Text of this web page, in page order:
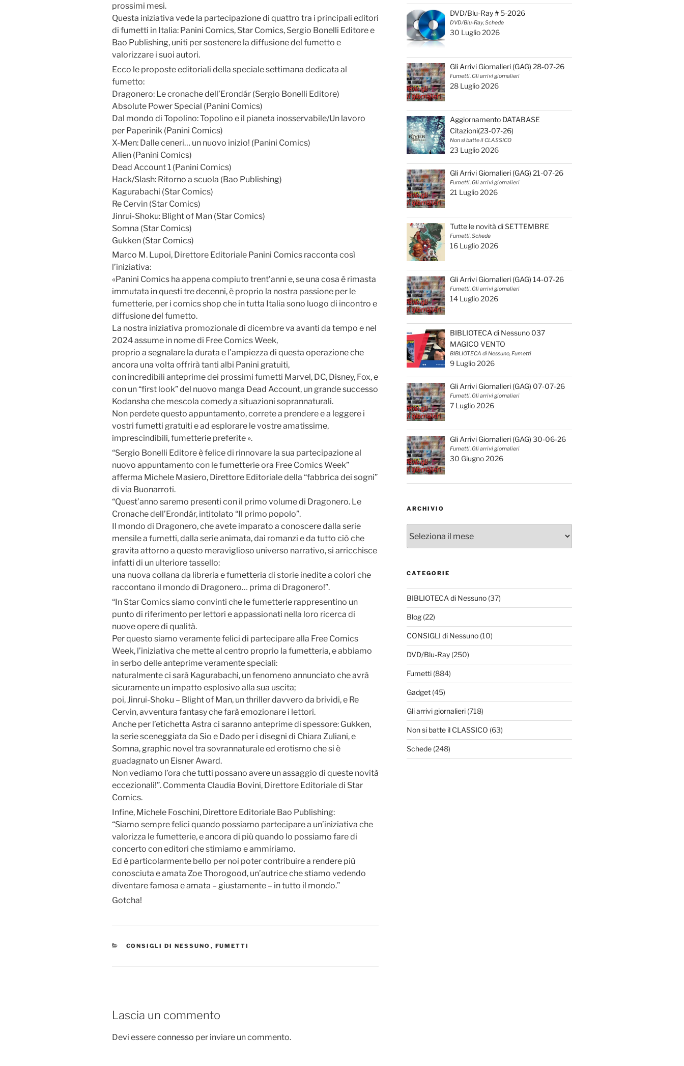
prossimi mesi.
Questa iniziativa vede la partecipazione di quattro tra i principali editori
di fumetti in Italia: Panini Comics, Star Comics, Sergio Bonelli Editore e
Bao Publishing, uniti per sostenere la diffusione del fumetto e
valorizzare i suoi autori.
Ecco le proposte editoriali della speciale settimana dedicata al
fumetto:
Dragonero: Le cronache dell’Erondár (Sergio Bonelli Editore)
Absolute Power Special (Panini Comics)
Dal mondo di Topolino: Topolino e il pianeta inosservabile/Un lavoro
per Paperinik (Panini Comics)
X-Men: Dalle ceneri… un nuovo inizio! (Panini Comics)
Alien (Panini Comics)
Dead Account 1 (Panini Comics)
Hack/Slash: Ritorno a scuola (Bao Publishing)
Kagurabachi (Star Comics)
Re Cervin (Star Comics)
Jinrui-Shoku: Blight of Man (Star Comics)
Somna (Star Comics)
Gukken (Star Comics)
Marco M. Lupoi, Direttore Editoriale Panini Comics racconta così
l’iniziativa:
«Panini Comics ha appena compiuto trent’anni e, se una cosa è rimasta
immutata in questi tre decenni, è proprio la nostra passione per le
fumetterie, per i comics shop che in tutta Italia sono luogo di incontro e
diffusione del fumetto.
La nostra iniziativa promozionale di dicembre va avanti da tempo e nel
2024 assume in nome di Free Comics Week,
proprio a segnalare la durata e l’ampiezza di questa operazione che
ancora una volta offrirà tanti albi Panini gratuiti,
con incredibili anteprime dei prossimi fumetti Marvel, DC, Disney, Fox, e
con un “first look” del nuovo manga Dead Account, un grande successo
Kodansha che mescola comedy a situazioni soprannaturali.
Non perdete questo appuntamento, correte a prendere e a leggere i
vostri fumetti gratuiti e ad esplorare le vostre amatissime,
imprescindibili, fumetterie preferite ».
“Sergio Bonelli Editore è felice di rinnovare la sua partecipazione al
nuovo appuntamento con le fumetterie ora Free Comics Week”
afferma Michele Masiero, Direttore Editoriale della “fabbrica dei sogni”
di via Buonarroti.
“Quest’anno saremo presenti con il primo volume di Dragonero. Le
Cronache dell’Erondár, intitolato “Il primo popolo”.
Il mondo di Dragonero, che avete imparato a conoscere dalla serie
mensile a fumetti, dalla serie animata, dai romanzi e da tutto ciò che
gravita attorno a questo meraviglioso universo narrativo, si arricchisce
infatti di un ulteriore tassello:
una nuova collana da libreria e fumetteria di storie inedite a colori che
raccontano il mondo di Dragonero… prima di Dragonero!”.
“In Star Comics siamo convinti che le fumetterie rappresentino un
punto di riferimento per lettori e appassionati nella loro ricerca di
nuove opere di qualità.
Per questo siamo veramente felici di partecipare alla Free Comics
Week, l’iniziativa che mette al centro proprio la fumetteria, e abbiamo
in serbo delle anteprime veramente speciali:
naturalmente ci sarà Kagurabachi, un fenomeno annunciato che avrà
sicuramente un impatto esplosivo alla sua uscita;
poi, Jinrui-Shoku – Blight of Man, un thriller davvero da brividi, e Re
Cervin, avventura fantasy che farà emozionare i lettori.
Anche per l’etichetta Astra ci saranno anteprime di spessore: Gukken,
la serie sceneggiata da Sio e Dado per i disegni di Chiara Zuliani, e
Somna, graphic novel tra sovrannaturale ed erotismo che si è
guadagnato un Eisner Award.
Non vediamo l’ora che tutti possano avere un assaggio di queste novità
eccezionali!”. Commenta Claudia Bovini, Direttore Editoriale di Star
Comics.
Infine, Michele Foschini, Direttore Editoriale Bao Publishing:
“Siamo sempre felici quando possiamo partecipare a un’iniziativa che
valorizza le fumetterie, e ancora di più quando lo possiamo fare di
concerto con editori che stimiamo e ammiriamo.
Ed è particolarmente bello per noi poter contribuire a rendere più
conosciuta e amata Zoe Thorogood, un’autrice che stiamo vedendo
diventare famosa e amata – giustamente – in tutto il mondo.”
Gotcha!
CATEGORIE
CONSIGLI DI NESSUNO , FUMETTI
Lascia un commento
Devi essereconnesso per inviare un commento.
DVD/Blu-Ray # 5-2026
DVD/Blu-Ray, Schede
30 Luglio 2026
Gli Arrivi Giornalieri (GAG) 28-07-26
Fumetti, Gli arrivi giornalieri
28 Luglio 2026
Aggiornamento DATABASE
Citazioni(23-07-26)
Non si batte il CLASSICO
23 Luglio 2026
Gli Arrivi Giornalieri (GAG) 21-07-26
Fumetti, Gli arrivi giornalieri
21 Luglio 2026
Tutte le novità di SETTEMBRE
Fumetti, Schede
16 Luglio 2026
Gli Arrivi Giornalieri (GAG) 14-07-26
Fumetti, Gli arrivi giornalieri
14 Luglio 2026
BIBLIOTECA di Nessuno 037
MAGICO VENTO
BIBLIOTECA di Nessuno, Fumetti
9 Luglio 2026
Gli Arrivi Giornalieri (GAG) 07-07-26
Fumetti, Gli arrivi giornalieri
7 Luglio 2026
Gli Arrivi Giornalieri (GAG) 30-06-26
Fumetti, Gli arrivi giornalieri
30 Giugno 2026
ARCHIVIO
CATEGORIE
BIBLIOTECA di Nessuno(37)
Blog(22)
CONSIGLI di Nessuno(10)
DVD/Blu-Ray(250)
Fumetti(884)
Gadget(45)
Gli arrivi giornalieri(718)
Non si batte il CLASSICO (63)
Schede(248)